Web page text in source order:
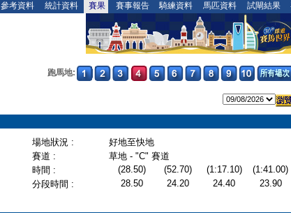
參考資料 統計資料 賽果 賽事報告 騎練資料 馬匹資料 試閘結果
跑馬地:
場地狀況 :
好地至快地
賽道 :
草地 - "C" 賽道
時間 : (28.50) (52.70) (1:17.10)
(1:41.00)
分段時間 :
28.50 24.20 24.40
23.90